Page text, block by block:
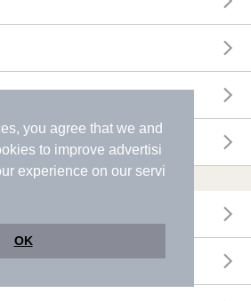
you agree that we and
to improve advertisi
experience on our servi
OK
ら探す
きる施設一覧